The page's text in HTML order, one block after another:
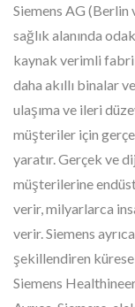
Siemens AG (Berlin
sağlık alanında
kaynak verimli
daha akıllı binalar
ulaşıma ve ileri
müşteriler için
yaratır. Gerçek ve
müşterilerine
verir, milyarlarca
verir. Siemens
şekillendiren
Siemens